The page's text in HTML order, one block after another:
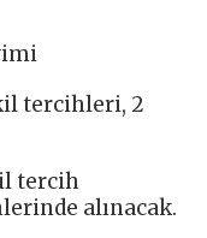
tercihleri, 2
tercih
alınacak.